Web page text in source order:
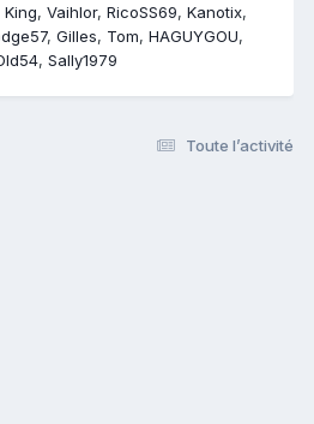
Vaihlor RicoSS69 Kanotix
Gilles Tom HAGUYGOU
Sally1979
Toute l’activité